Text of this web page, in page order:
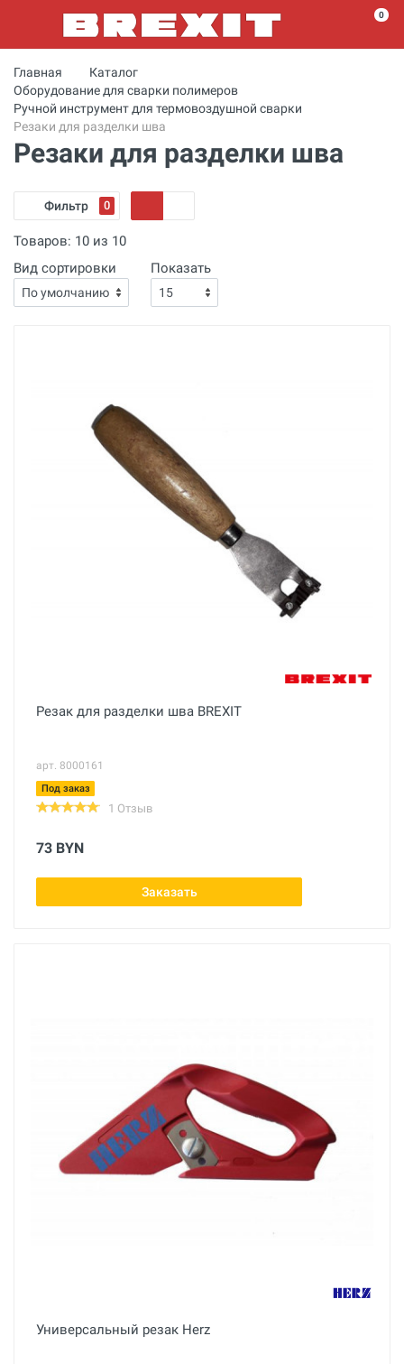
0
Главная
Каталог
Оборудование для сварки полимеров
Ручной инструмент для термовоздушной сварки
Резаки для разделки шва
Резаки для разделки шва
Фильтр 0
Товаров: 10 из 10
Вид сортировки
Показать
Резак для разделки шва BREXIT
арт. 8000161
Под заказ
1 Отзыв
73 BYN
Заказать
Универсальный резак Herz